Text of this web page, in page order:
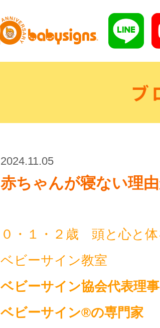
ブ
2024.11.05
赤ちゃんが寝ない理
０・１・２歳 頭と心と体
ベビーサイン教室
ベビーサイン協会代表理事
ベビーサイン®の専門家